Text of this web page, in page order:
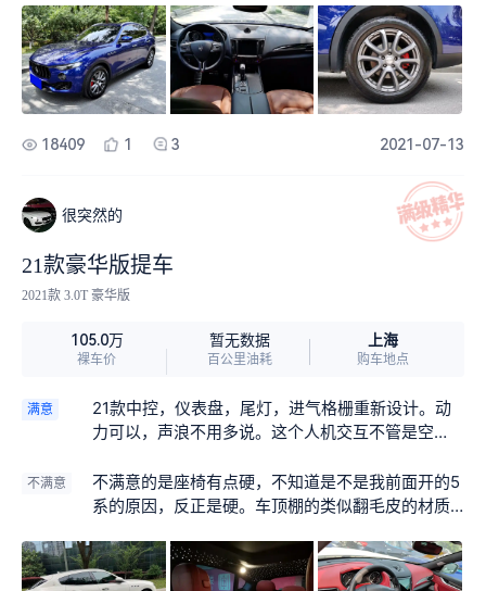
18409 1 3 2021-07-13
很突然的
21款豪华版提车
2021款 3.0T 豪华版
105.0万
裸车价
暂无数据
百公里油耗
上海
购车地点
满意
21款中控，仪表盘，尾灯，进气格栅重新设计。动
力可以，声浪不用多说。这个人机交互不管是空
票，聊天气都能对答如流，基本不用第二遍，家里
孩子上车就喜欢指挥，不用挂着个手机搞导航啥
无线不限制流量。很多东西都是图片和声音一起出
现。超级好用，超级流畅。普通模式下起步也有声
不满意
不满意的是座椅有点硬，不知道是不是我前面开的5
系的原因，反正是硬。车顶棚的类似翻毛皮的材质
牢固能滑动，其他车也看了都这样😬无线carplay听
东西一定时间会卡顿通病。油耗高，有心理准备